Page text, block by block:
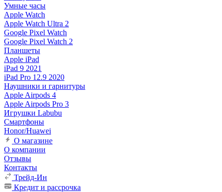
Умные часы
Apple Watch
Apple Watch Ultra 2
Google Pixel Watch
Google Pixel Watch 2
Планшеты
Apple iPad
iPad 9 2021
iPad Pro 12.9 2020
Наушники и гарнитуры
Apple Airpods 4
Apple Airpods Pro 3
Игрушки Labubu
Смартфоны
Honor/Huawei
О магазине
О компании
Отзывы
Контакты
Трейд-Ин
Кредит и рассрочка